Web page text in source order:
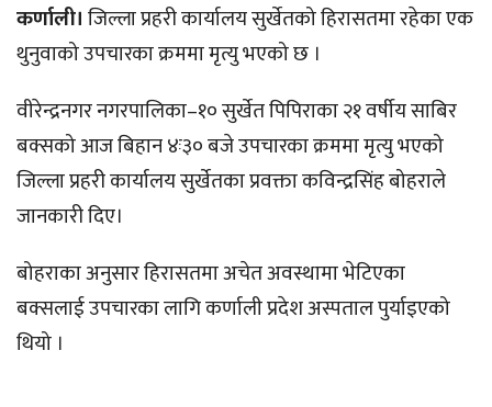
कर्णाली।जिल्ला प्रहरी कार्यालय सुर्खेतको हिरासतमा रहेका एक
थुनुवाको उपचारका क्रममा मृत्यु भएको छ ।
वीरेन्द्रनगर नगरपालिका–१० सुर्खेत पिपिराका २१ वर्षीय साबिर
बक्सको आज बिहान ४ः३० बजे उपचारका क्रममा मृत्यु भएको
जिल्ला प्रहरी कार्यालय सुर्खेतका प्रवक्ता कविन्द्रसिंह बोहराले
जानकारी दिए।
बोहराका अनुसार हिरासतमा अचेत अवस्थामा भेटिएका
बक्सलाई उपचारका लागि कर्णाली प्रदेश अस्पताल पुर्याइएको
थियो ।